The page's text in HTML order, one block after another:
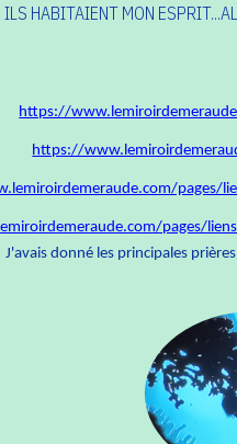
HABITAIENT MON
https://
https://
pages/
pages/
J'avais donné les principales